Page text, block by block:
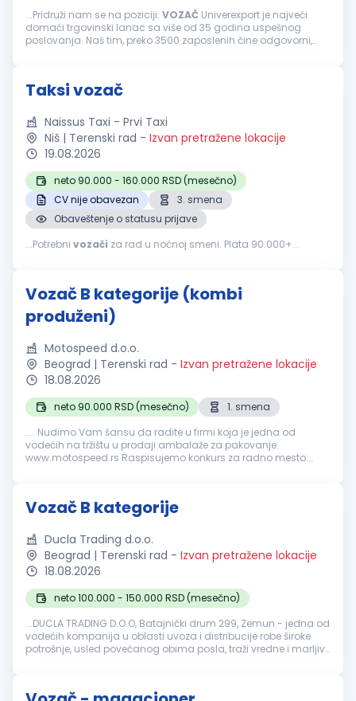
...Pridruži nam se na poziciji: VOZAČ Univerexport je najveći
domaći trgovinski lanac sa više od 35 godina uspešnog
poslovanja. Naš tim, preko 3500 zaposlenih čine odgovorni,
Taksi vozač
Naissus Taxi - Prvi Taxi
Niš | Terenski rad - Izvan pretražene lokacije
19.08.2026
neto 90.000 - 160.000 RSD (mesečno)
CV nije obavezan
3. smena
Obaveštenje o statusu prijave
...Potrebni vozači za rad u noćnoj smeni. Plata 90.000+...
Vozač B kategorije (kombi
produženi)
Motospeed d.o.o.
Beograd | Terenski rad - Izvan pretražene lokacije
18.08.2026
neto 90.000 RSD (mesečno)
1. smena
.... Nudimo Vam šansu da radite u firmi koja je jedna od
vodećih na tržištu u prodaji ambalaže za pakovanje.
www.motospeed.rs Raspisujemo konkurs za radno mesto:
Vozač B kategorije
Ducla Trading d.o.o.
Beograd | Terenski rad - Izvan pretražene lokacije
18.08.2026
neto 100.000 - 150.000 RSD (mesečno)
...DUCLA TRADING D.O.O, Batajnički drum 299, Zemun - jedna od
vodećih kompanija u oblasti uvoza i distribucije robe široke
potrošnje, usled povećanog obima posla, traži vredne i marljive